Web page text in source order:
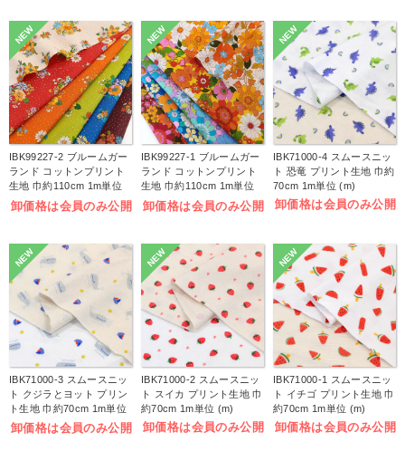
NEW
IBK99227-2 ブルームガー
ランド コットンプリント
生地 巾約110cm 1m単位
(m)
卸価格は会員のみ公開
NEW
IBK99227-1 ブルームガー
ランド コットンプリント
生地 巾約110cm 1m単位
(m)
卸価格は会員のみ公開
NEW
IBK71000-4 スムースニッ
ト 恐竜 プリント生地 巾約
70cm 1m単位 (m)
卸価格は会員のみ公開
NEW
IBK71000-3 スムースニッ
ト クジラとヨット プリン
ト生地 巾約70cm 1m単位
(m)
卸価格は会員のみ公開
NEW
IBK71000-2 スムースニッ
ト スイカ プリント生地 巾
約70cm 1m単位 (m)
卸価格は会員のみ公開
NEW
IBK71000-1 スムースニッ
ト イチゴ プリント生地 巾
約70cm 1m単位 (m)
卸価格は会員のみ公開